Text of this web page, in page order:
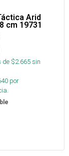
Arid
cm 19731
de $2.665sin
por